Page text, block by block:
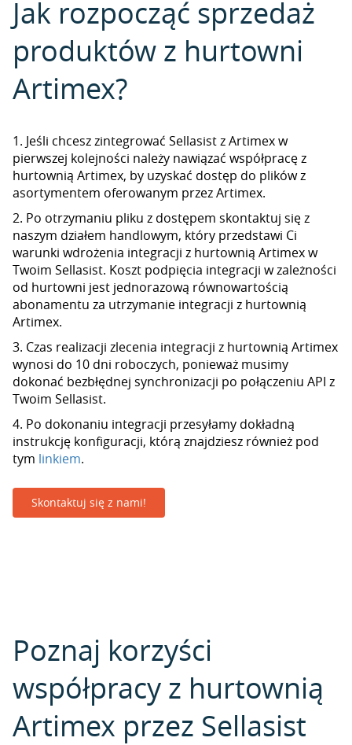
Jak rozpocząć sprzedaż
produktów z hurtowni
Artimex?
1. Jeśli chcesz zintegrować Sellasist z Artimex w
pierwszej kolejności należy nawiązać współpracę z
hurtownią Artimex, by uzyskać dostęp do plików z
asortymentem oferowanym przez Artimex.
2. Po otrzymaniu pliku z dostępem skontaktuj się z
naszym działem handlowym, który przedstawi Ci
warunki wdrożenia integracji z hurtownią Artimex w
Twoim Sellasist. Koszt podpięcia integracji w zależności
od hurtowni jest jednorazową równowartością
abonamentu za utrzymanie integracji z hurtownią
Artimex.
3. Czas realizacji zlecenia integracji z hurtownią Artimex
wynosi do 10 dni roboczych, ponieważ musimy
dokonać bezbłędnej synchronizacji po połączeniu API z
Twoim Sellasist.
4. Po dokonaniu integracji przesyłamy dokładną
instrukcję konfiguracji, którą znajdziesz również pod
tym linkiem.
Skontaktuj się z nami!
Poznaj korzyści
współpracy z hurtownią
Artimex przez Sellasist